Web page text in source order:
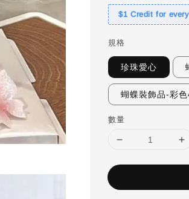
$1 Credit for
規格
珍珠愛心
蝴蝶裝飾品-彩色
數量